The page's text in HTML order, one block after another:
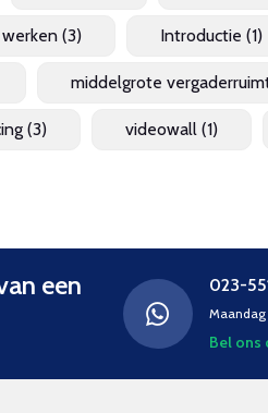
(3) Introductie (1)
middelgrote
(3) videowall (1)
een
023-
Bel ons